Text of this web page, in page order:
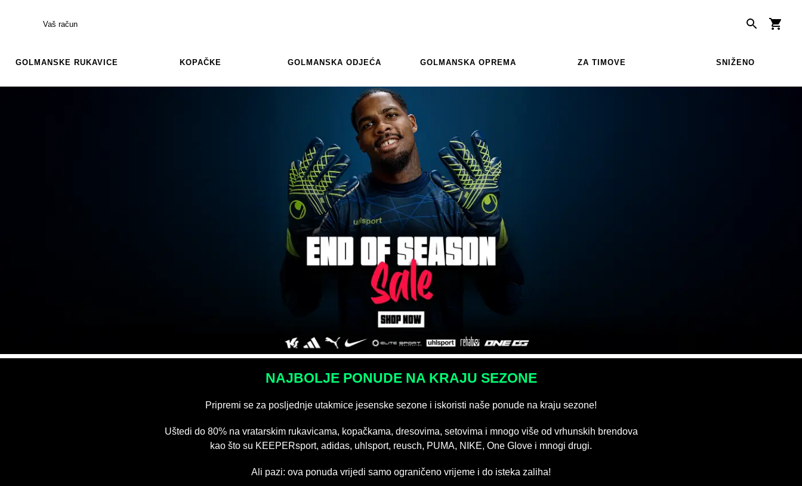
Vaš račun
GOLMANSKE RUKAVICE KOPAČKE GOLMANSKA ODJEĆA GOLMANSKA OPREMA ZA TIMOVE SNIŽENO
NAJBOLJE PONUDE NA KRAJU SEZONE
Pripremi se za posljednje utakmice jesenske sezone i iskoristi naše ponude na kraju sezone!
Uštedi do 80% na vratarskim rukavicama, kopačkama, dresovima, setovima i mnogo više od vrhunskih brendova
kao što su KEEPERsport, adidas, uhlsport, reusch, PUMA, NIKE, One Glove i mnogi drugi.
Ali pazi: ova ponuda vrijedi samo ograničeno vrijeme i do isteka zaliha!